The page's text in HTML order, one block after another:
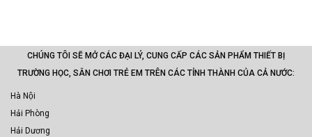
CHÚNG TÔI SẼ MỞ CÁC ĐẠI LÝ, CUNG CẤP CÁC SẢN PHẨM THIẾT BỊ
TRƯỜNG HỌC, SÂN CHƠI TRẺ EM TRÊN CÁC TỈNH THÀNH CỦA CẢ NƯỚC:
Hà Nội
Hải Phòng
Hải Dương